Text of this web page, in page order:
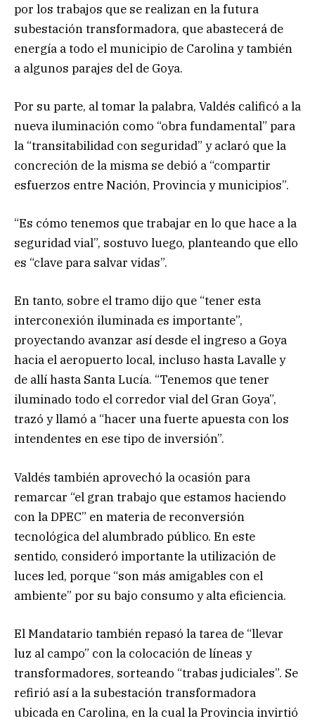
por los trabajos que se realizan en la futura
subestación transformadora, que abastecerá de
energía a todo el municipio de Carolina y también
a algunos parajes del de Goya.
Por su parte, al tomar la palabra, Valdés calificó a la
nueva iluminación como “obra fundamental” para
la “transitabilidad con seguridad” y aclaró que la
concreción de la misma se debió a “compartir
esfuerzos entre Nación, Provincia y municipios”.
“Es cómo tenemos que trabajar en lo que hace a la
seguridad vial”, sostuvo luego, planteando que ello
es “clave para salvar vidas”.
En tanto, sobre el tramo dijo que “tener esta
interconexión iluminada es importante”,
proyectando avanzar así desde el ingreso a Goya
hacia el aeropuerto local, incluso hasta Lavalle y
de allí hasta Santa Lucía. “Tenemos que tener
iluminado todo el corredor vial del Gran Goya”,
trazó y llamó a “hacer una fuerte apuesta con los
intendentes en ese tipo de inversión”.
Valdés también aprovechó la ocasión para
remarcar “el gran trabajo que estamos haciendo
con la DPEC” en materia de reconversión
tecnológica del alumbrado público. En este
sentido, consideró importante la utilización de
luces led, porque “son más amigables con el
ambiente” por su bajo consumo y alta eficiencia.
El Mandatario también repasó la tarea de “llevar
luz al campo” con la colocación de líneas y
transformadores, sorteando “trabas judiciales”. Se
refirió así a la subestación transformadora
ubicada en Carolina, en la cual la Provincia invirtió